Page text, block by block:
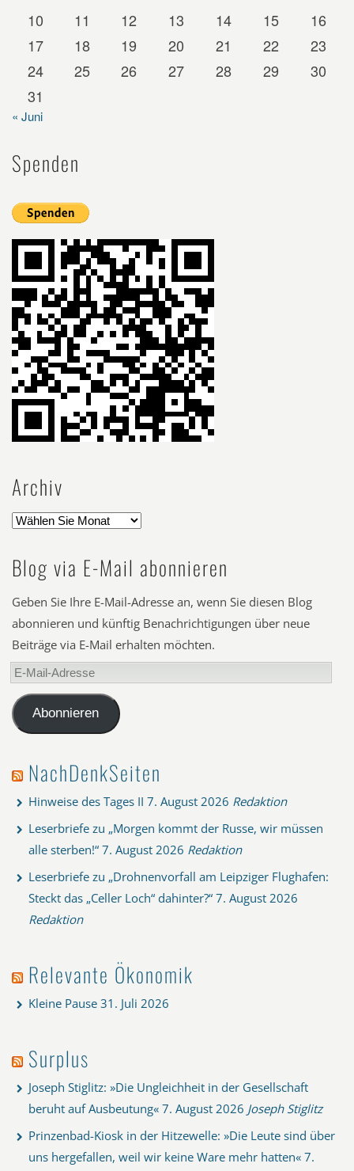
10
11 12 13 14 15
16
17
18 19 20 21 22
23
24
25 26 27 28 29
30
31
« Juni
Spenden
Archiv
Blog via E-Mail abonnieren
Geben Sie Ihre E-Mail-Adresse an, wenn Sie diesen Blog
abonnieren und künftig Benachrichtigungen über neue
Beiträge via E-Mail erhalten möchten.
E-
Mail-
AdresseAbonnieren
NachDenkSeiten
Hinweise des Tages II 7. August 2026 Redaktion
Leserbriefe zu „Morgen kommt der Russe, wir müssen
alle sterben!“ 7. August 2026 Redaktion
Leserbriefe zu „Drohnenvorfall am Leipziger Flughafen:
Steckt das „Celler Loch“ dahinter?“ 7. August 2026
Redaktion
Relevante Ökonomik
Kleine Pause 31. Juli 2026
Surplus
Joseph Stiglitz: »Die Ungleichheit in der Gesellschaft
beruht auf Ausbeutung« 7. August 2026 Joseph Stiglitz
Prinzenbad-Kiosk in der Hitzewelle: »Die Leute sind über
uns hergefallen, weil wir keine Ware mehr hatten« 7.